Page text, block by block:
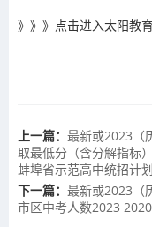
》》》点击进入太阳教
上一篇： 最新或2023（
取最低分（含分解指标
蚌埠省示范高中统招计
下一篇： 最新或2023（
市区中考人数2023